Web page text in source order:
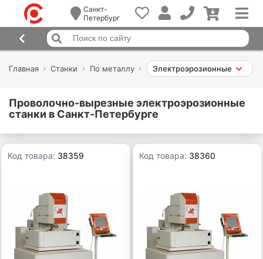
Санкт-
Петербург
Главная Станки По металлу Электроэрозионные
Проволочно-вырезные электроэрозионные
станки в Санкт-Петербурге
Код товара: 38359 Код товара: 38360